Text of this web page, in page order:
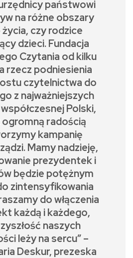
państwowi
na różne obszary
czy rodzice
dzieci. Fundacja
Czytania od kilku
rzecz podniesienia
czytelnictwa do
z najważniejszych
Polski,
radością
kampanię
Mamy nadzieję,
prezydentek i
będzie potężnym
zintensyfikowania
do włączenia
każdą i każdego,
naszych
leży na sercu” –
Deskur, prezeska